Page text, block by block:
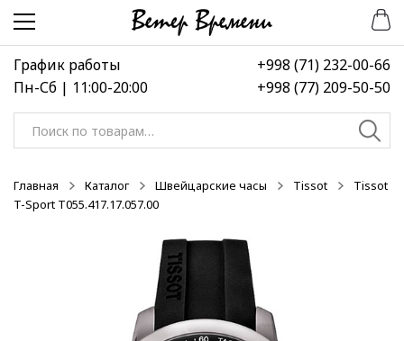
Перейти
навигации
Перейти
содержимому
График работы
Пн-Сб | 11:00-20:00
+998 (71) 232-00-66
+998 (77) 209-50-50
Искать:
Главная Каталог Швейцарские часы Tissot
Tissot
T-Sport T055.417.17.057.00
-50%